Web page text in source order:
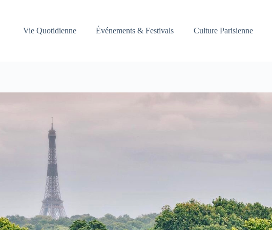
Vie Quotidienne
Événements & Festivals Culture Parisienne